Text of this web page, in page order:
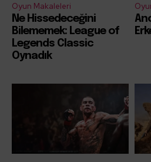
Oyun Makaleleri
Ne Hissedeceğini
Bilememek: League of
Legends Classic
Oynadık